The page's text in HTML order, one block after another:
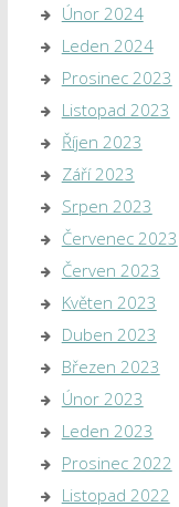
Únor 2024
Leden 2024
Prosinec 2023
Listopad 2023
Říjen 2023
Září 2023
Srpen 2023
Červenec 2023
Červen 2023
Květen 2023
Duben 2023
Březen 2023
Únor 2023
Leden 2023
Prosinec 2022
Listopad 2022